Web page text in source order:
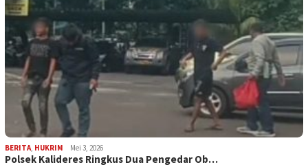
BERITA, HUKRIM Mei 3, 2026
Polsek Kalideres Ringkus Dua Pengedar Ob…